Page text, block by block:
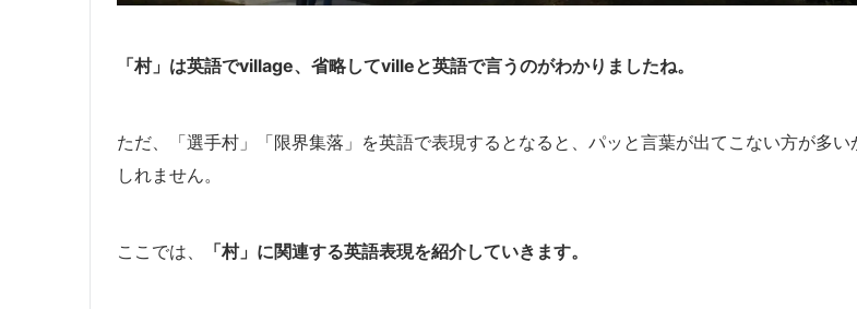
「村」は英語でvillage、省略してvilleと英語で言うのがわかりましたね。
ただ、「選手村」「限界集落」を英語で表現するとなると、パッと言葉が出てこない方が多い
しれません。
ここでは、 「村」に関連する英語表現を紹介していきます。